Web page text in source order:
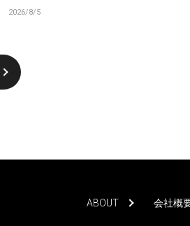
2026/8/5
ABOUT 会社概